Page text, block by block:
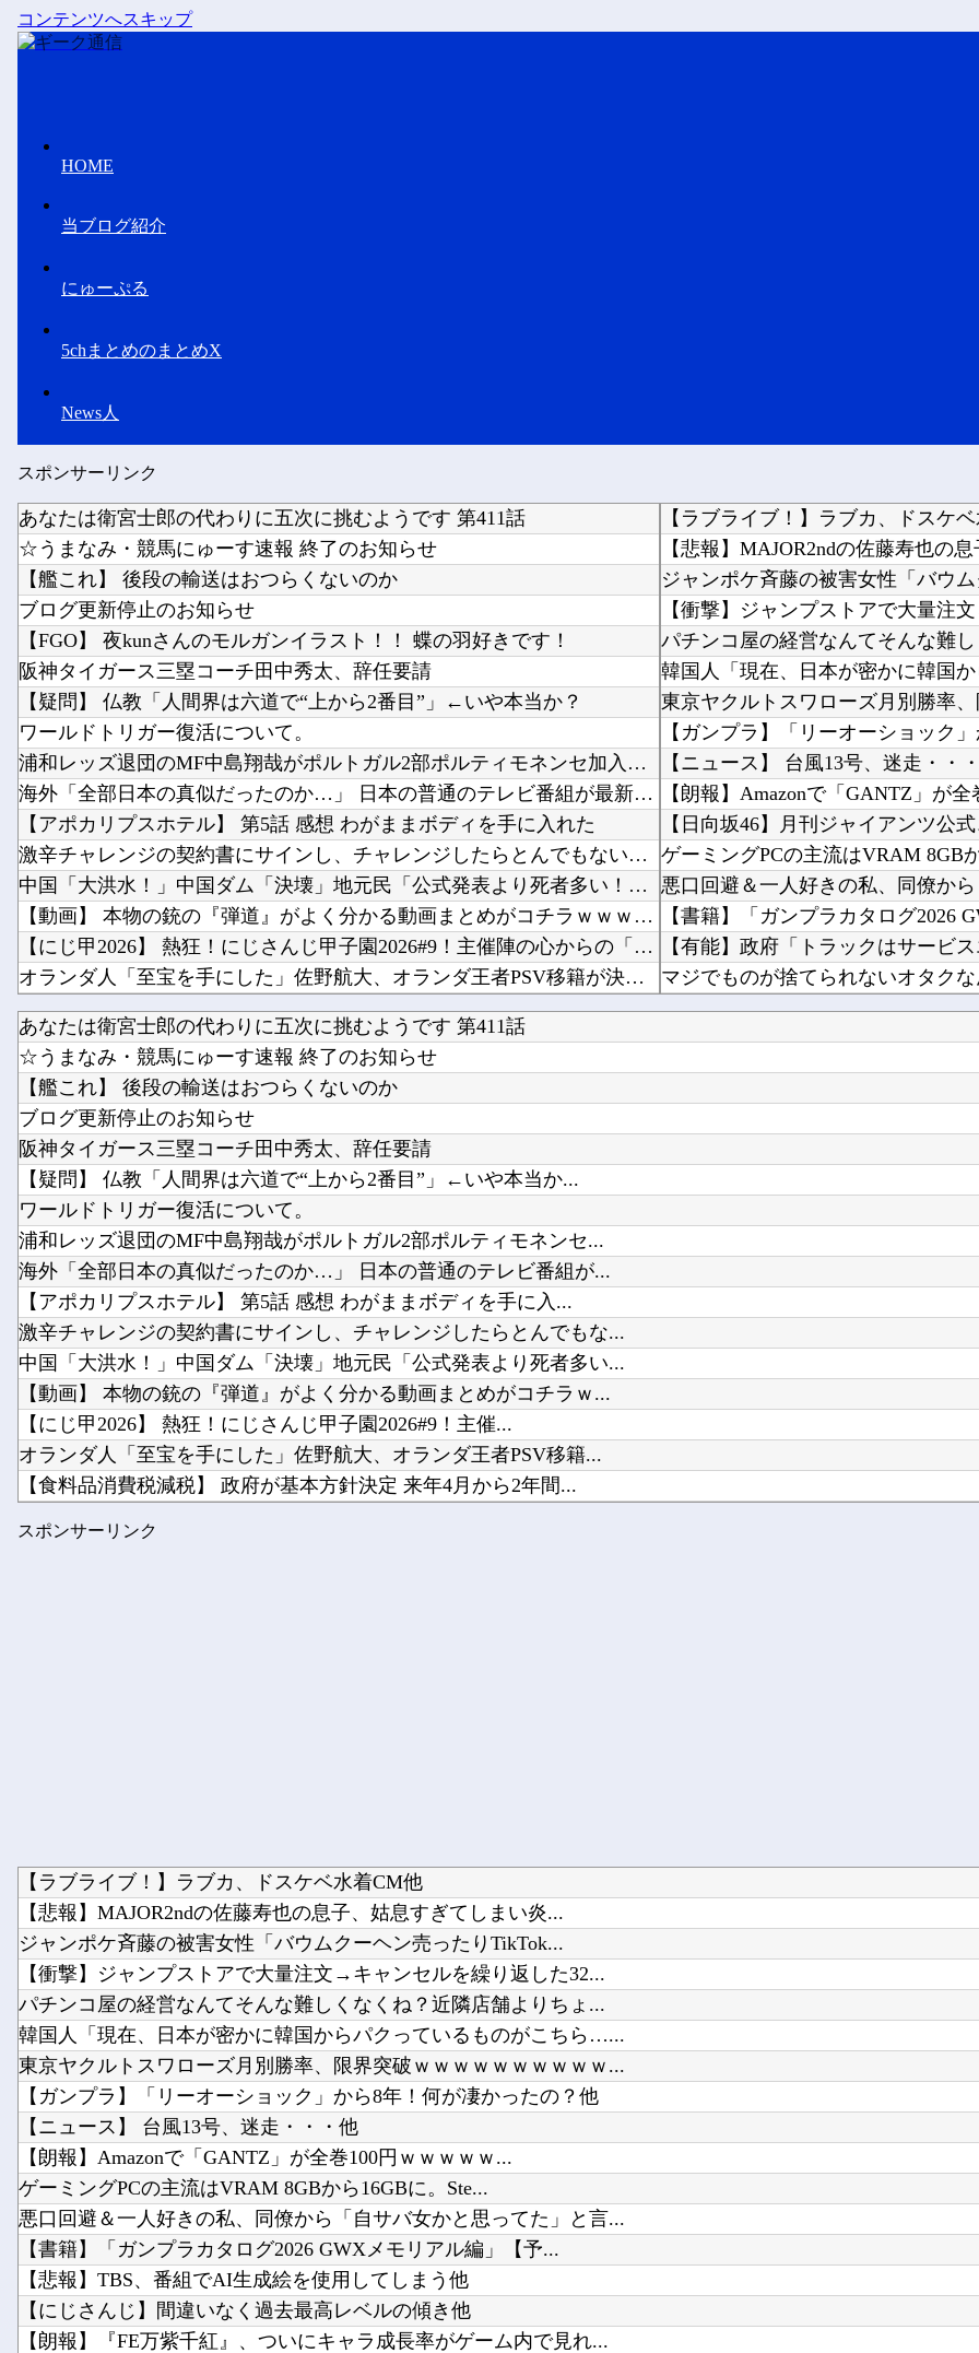
コンテンツへスキップ
HOME
当ブログ紹介
にゅーぷる
5chまとめのまとめX
News人
スポンサーリンク
あなたは衛宮士郎の代わりに五次に挑むようです 第411話
☆うまなみ・競馬にゅーす速報 終了のお知らせ
【艦これ】 後段の輸送はおつらくないのか
ブログ更新停止のお知らせ
【FGO】 夜kunさんのモルガンイラスト！！ 蝶の羽好きです！
阪神タイガース三塁コーチ田中秀太、辞任要請
【疑問】 仏教「人間界は六道で“上から2番目”」←いや本当か？
ワールドトリガー復活について。
浦和レッズ退団のMF中島翔哉がポルトガル2部ポルティモネンセ加入決定 4年ぶりの古巣復帰に
海外「全部日本の真似だったのか…」 日本の普通のテレビ番組が最新SNSの数十年先を行ってい...
【アポカリプスホテル】 第5話 感想 わがままボディを手に入れた
激辛チャレンジの契約書にサインし、チャレンジしたらとんでもない事態になった。救急車運ばれ胃...
中国「大洪水！」中国ダム「決壊」地元民「公式発表より死者多い！」中国政府「住民拘束！（安否...
【動画】 本物の銃の『弾道』がよく分かる動画まとめがコチラｗｗｗ！！
【にじ甲2026】 熱狂！にじさんじ甲子園2026#9！主催陣の心からの「助かる〜〜〜」草
オランダ人「至宝を手にした」佐野航大、オランダ王者PSV移籍が決定的に！口頭合意報道で現地...
【食料品消費税減税】 政府が基本方針決定 来年4月から2年間1％に8月5日
櫻坂46、推しが全員これだとガチでキツい説
【朗報】 フロム新作Duskbloods、ネットワークテストキタ━━━━(゜∀゜)━━━━...
Powered by livedoor 相互RSS
【ラブライブ！】ラブカ、ドスケ
【悲報】MAJOR2ndの佐藤寿也の
【ガンプラ】「リーオーショック
【ニュース】 台風13号、迷走・・
【朗報】Amazonで「GANTZ」が
【日向坂46】月刊ジャイアンツ公
【書籍】「ガンプラカタログ2026
マジでものが捨てられないオタク
【悲報】TBS、番組でAI生成絵を
【にじさんじ】間違いなく過去最
まだ墓石があるだけマシと見るべ
「ドカ食いダイスキ！もちづきさ
あなたは衛宮士郎の代わりに五次に挑むようです 第411話
☆うまなみ・競馬にゅーす速報 終了のお知らせ
【艦これ】 後段の輸送はおつらくないのか
ブログ更新停止のお知らせ
阪神タイガース三塁コーチ田中秀太、辞任要請
【疑問】 仏教「人間界は六道で“上から2番目”」←いや本当か...
ワールドトリガー復活について。
浦和レッズ退団のMF中島翔哉がポルトガル2部ポルティモネンセ...
海外「全部日本の真似だったのか…」 日本の普通のテレビ番組が...
【アポカリプスホテル】 第5話 感想 わがままボディを手に入...
激辛チャレンジの契約書にサインし、チャレンジしたらとんでもな...
中国「大洪水！」中国ダム「決壊」地元民「公式発表より死者多い...
【動画】 本物の銃の『弾道』がよく分かる動画まとめがコチラｗ...
【にじ甲2026】 熱狂！にじさんじ甲子園2026#9！主催...
オランダ人「至宝を手にした」佐野航大、オランダ王者PSV移籍...
【食料品消費税減税】 政府が基本方針決定 来年4月から2年間...
【朗報】 フロム新作Duskbloods、ネットワークテスト...
スポンサーリンク
【ラブライブ！】ラブカ、ドスケベ水着CM他
【悲報】MAJOR2ndの佐藤寿也の息子、姑息すぎてしまい炎...
ジャンポケ斉藤の被害女性「バウムクーヘン売ったりTikTok...
【衝撃】ジャンプストアで大量注文→キャンセルを繰り返した32...
パチンコ屋の経営なんてそんな難しくなくね？近隣店舗よりちょ...
韓国人「現在、日本が密かに韓国からパクっているものがこちら…...
東京ヤクルトスワローズ月別勝率、限界突破ｗｗｗｗｗｗｗｗｗｗ...
【ガンプラ】「リーオーショック」から8年！何が凄かったの？他
【ニュース】 台風13号、迷走・・・他
【朗報】Amazonで「GANTZ」が全巻100円ｗｗｗｗｗ...
ゲーミングPCの主流はVRAM 8GBから16GBに。Ste...
悪口回避＆一人好きの私、同僚から「自サバ女かと思ってた」と言...
【書籍】「ガンプラカタログ2026 GWXメモリアル編」【予...
【悲報】TBS、番組でAI生成絵を使用してしまう他
【にじさんじ】間違いなく過去最高レベルの傾き他
【朗報】『FE万紫千紅』、ついにキャラ成長率がゲーム内で見れ...